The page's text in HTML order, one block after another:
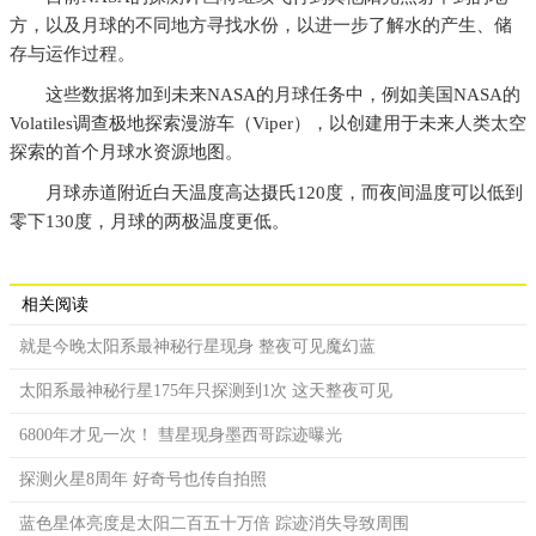
方，以及月球的不同地方寻找水份，以进一步了解水的产生、储
存与运作过程。
这些数据将加到未来NASA的月球任务中，例如美国NASA的
Volatiles调查极地探索漫游车（Viper），以创建用于未来人类太空
探索的首个月球水资源地图。
月球赤道附近白天温度高达摄氏120度，而夜间温度可以低到
零下130度，月球的两极温度更低。
相关阅读
就是今晚太阳系最神秘行星现身 整夜可见魔幻蓝
太阳系最神秘行星175年只探测到1次 这天整夜可见
6800年才见一次！ 彗星现身墨西哥踪迹曝光
探测火星8周年 好奇号也传自拍照
蓝色星体亮度是太阳二百五十万倍 踪迹消失导致周围